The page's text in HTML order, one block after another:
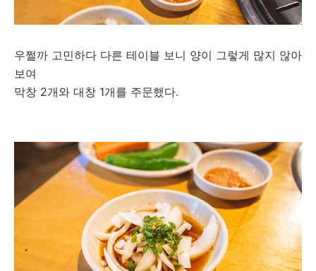
우쩔까 고민하다 다른 테이블 보니 양이 그렇게 많지 않아
보여
막창 2개와 대창 1개를 주문했다.